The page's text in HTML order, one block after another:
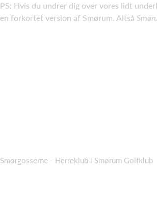
PS: Hvis du undrer dig over vores lidt
en forkortet version af Smørum. Altså
Smørgosserne - Herreklub i Smørum Golfklub